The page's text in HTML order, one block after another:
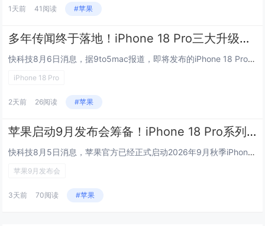
1天前 41阅读 #苹果
多年传闻终于落地！iPhone 18 Pro三大升级：可变光圈、缩小灵动岛、自研C2基带
快科技8月6日消息，据9to5mac报道，即将发布的iPhone 18 Pro将一次性搭载三项流传多年的升级功能，覆盖影...
iPhone 18 Pro
2天前 26阅读 #苹果
苹果启动9月发布会筹备！iPhone 18 Pro系列、首款折叠iPhone将亮相
快科技8月5日消息，苹果官方已经正式启动2026年9月秋季iPhone新品发布会筹备工作，面向美国线下门店员工开启活动支...
苹果9月发布会
3天前 70阅读 #苹果